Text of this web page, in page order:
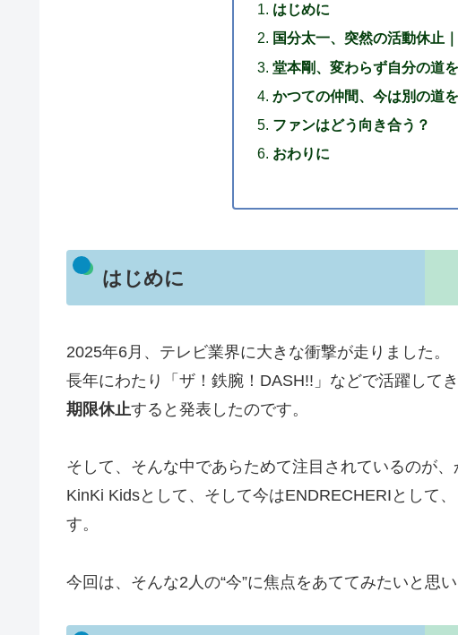
はじめに
国分太一、突然の活動休止
堂本剛、変わらず自分の道
かつての仲間、今は別の道を
ファンはどう向き合う？
おわりに
はじめに
2025年6月、テレビ業界に大きな衝撃が走りました。
長年にわたり「ザ！鉄腕！DASH!!」などで活躍して
期限休止すると発表したのです。
そして、そんな中であらためて注目されているのが
KinKi Kidsとして、そして今はENDRECHERIとして
す。
今回は、そんな2人の“今”に焦点をあててみたいと思い